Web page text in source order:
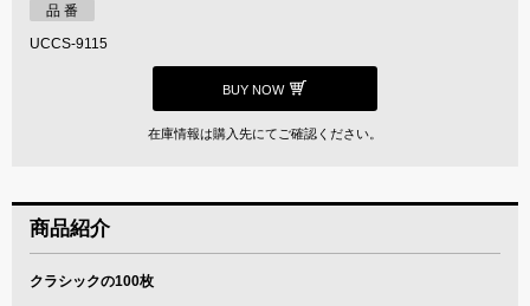
品 番
UCCS-9115
BUY NOW
在庫情報は購入先にてご確認ください。
商品紹介
クラシックの100枚